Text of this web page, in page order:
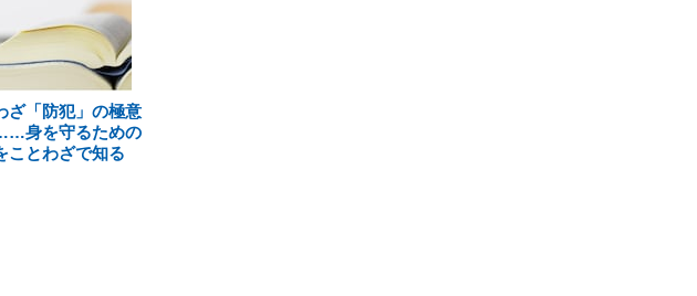
ざ「防犯」の極意
身を守るための
ことわざで知る